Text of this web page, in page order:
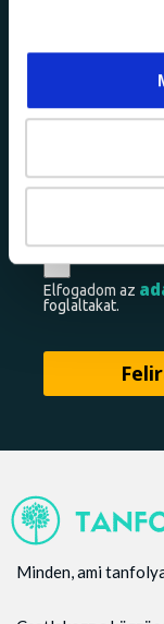
Értesülj
legfrissebb
Elfogadom az
foglaltakat.
Minden, ami